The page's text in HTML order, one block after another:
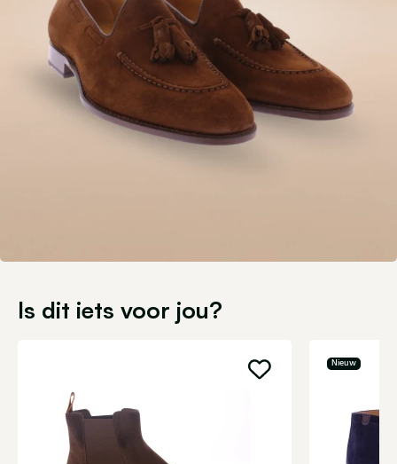
Is dit iets voor jou?
Nieuw